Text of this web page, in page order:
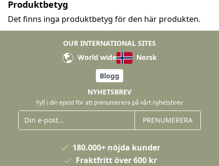
Produktbetyg
Det finns inga produktbetyg för den här produkten.
OUR INTERNATIONAL SITES
World wide
Norsk
Blogg
NYHETSBREV
Fyll i din epost för att prenumerera på vårt nyhetsbrev
PRENUMERERA
180.000+ nöjda kunder
Fraktfritt över 600 kr